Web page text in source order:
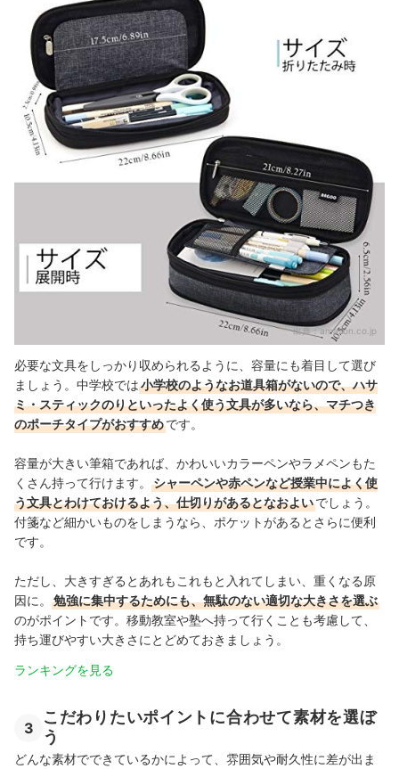
出典：amazon.co.jp
必要な文具をしっかり収められるように、容量にも着目して選び
ましょう。中学校では小学校のようなお道具箱がないので、ハサ
ミ・スティックのりといったよく使う文具が多いなら、マチつき
のポーチタイプがおすすめです。
容量が大きい筆箱であれば、かわいいカラーペンやラメペンもた
くさん持って行けます。
シャーペンや赤ペンなど授業中によく使
う文具とわけておけるよう、仕切りがあるとなおよいでしょう。
付箋など細かいものをしまうなら、ポケットがあるとさらに便利
です。
ただし、大きすぎるとあれもこれもと入れてしまい、重くなる原
因に。
勉強に集中するためにも、無駄のない適切な大きさを選ぶ
のがポイントです。移動教室や塾へ持って行くことも考慮して、
持ち運びやすい大きさにとどめておきましょう。
ランキングを見る
3
こだわりたいポイントに合わせて素材を選ぼ
う
どんな素材でできているかによって、雰囲気や耐久性に差が出ま